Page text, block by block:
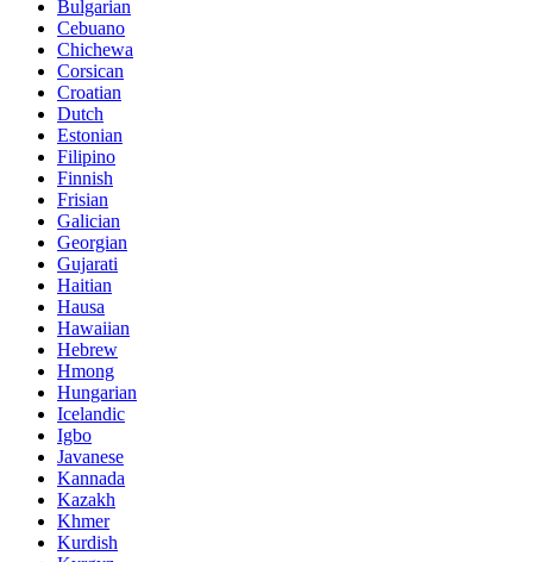
Bulgarian
Cebuano
Chichewa
Corsican
Croatian
Dutch
Estonian
Filipino
Finnish
Frisian
Galician
Georgian
Gujarati
Haitian
Hausa
Hawaiian
Hebrew
Hmong
Hungarian
Icelandic
Igbo
Javanese
Kannada
Kazakh
Khmer
Kurdish